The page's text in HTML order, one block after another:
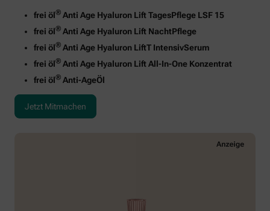
frei öl® Anti Age Hyaluron Lift TagesPflege LSF 15
frei öl® Anti Age Hyaluron Lift NachtPflege
frei öl® Anti Age Hyaluron LiftT IntensivSerum
frei öl® Anti Age Hyaluron Lift All-In-One Konzentrat
frei öl® Anti-AgeÖl
Jetzt Mitmachen